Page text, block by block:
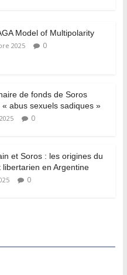
Model of Multipolarity
2025 0
de fonds de Soros
abus sexuels sadiques »
0
et Soros : les origines du
libertarien en Argentine
0